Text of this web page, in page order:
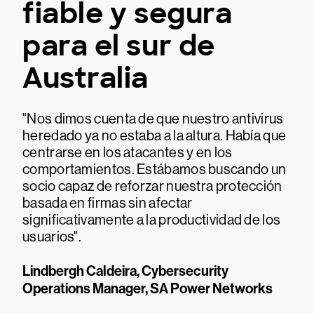
fiable y segura
para el sur de
Australia
"Nos dimos cuenta de que nuestro antivirus
heredado ya no estaba a la altura. Había que
centrarse en los atacantes y en los
comportamientos. Estábamos buscando un
socio capaz de reforzar nuestra protección
basada en firmas sin afectar
significativamente a la productividad de los
usuarios".
Lindbergh Caldeira, Cybersecurity
Operations Manager, SA Power Networks